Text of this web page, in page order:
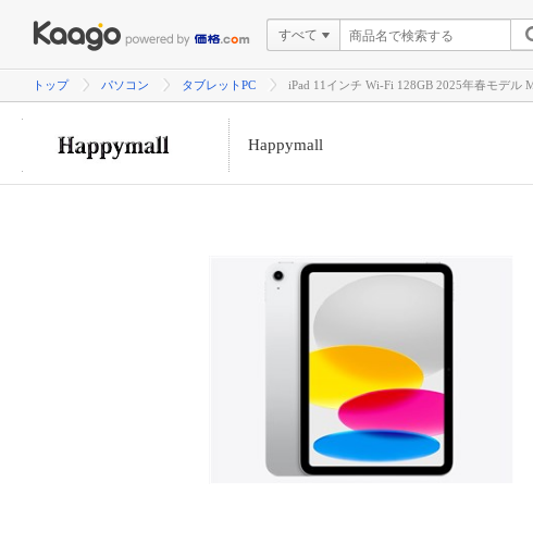
すべて
トップ パソコン タブレットPC iPad 11インチ Wi-Fi 128GB 2025年春モデル
Happymall